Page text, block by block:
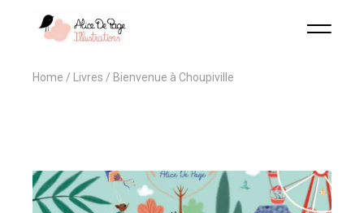
Home Livres Bienvenue à Choupiville